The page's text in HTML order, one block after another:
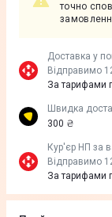
точно
Доставка у
Відправимо
За тарифами
Швидка
300 ₴
Кур'єр НП за
Відправимо
За тарифами